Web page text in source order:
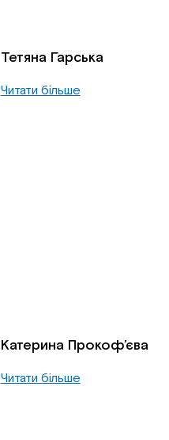
Тетяна Гарська
Читати більше
Катерина Прокоф’єва
Читати більше